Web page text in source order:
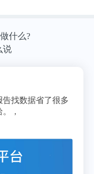
什么?
说
找数据省了很多